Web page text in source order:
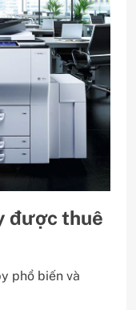
được thuê
phổ biến và